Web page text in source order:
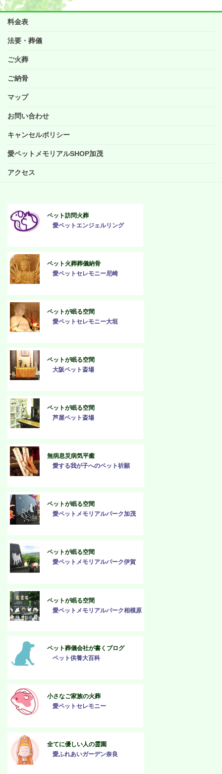
料金表
法要・葬儀
ご火葬
ご納骨
マップ
お問い合わせ
キャンセルポリシー
愛ペットメモリアルSHOP加茂
アクセス
ペット訪問火葬
愛ペットエンジェルリング
ペット火葬葬儀納骨
愛ペットセレモニー尼崎
ペットが眠る空間
愛ペットセレモニー大垣
ペットが眠る空間
大阪ペット斎場
ペットが眠る空間
芦屋ペット斎場
無病息災病気平癒
愛する我が子へのペット祈願
ペットが眠る空間
愛ペットメモリアルパーク加茂
ペットが眠る空間
愛ペットメモリアルパーク伊賀
ペットが眠る空間
愛ペットメモリアルパーク相模原
ペット葬儀会社が書くブログ
ペット供養大百科
小さなご家族の火葬
愛ペットセレモニー
全てに優しい人の霊園
愛ふれあいガーデン奈良